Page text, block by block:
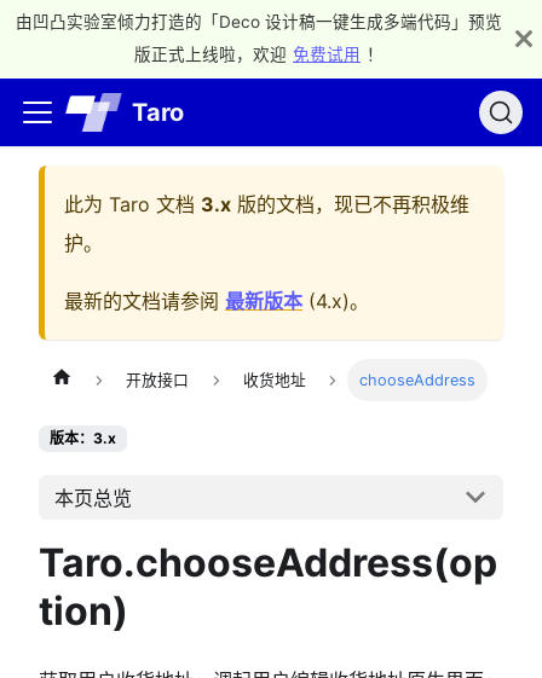
由凹凸实验室倾力打造的「Deco 设计稿一键生成多端代码」预览
版正式上线啦，欢迎 免费试用 ！
Taro
此为 Taro 文档 3.x 版的文档，现已不再积极维
护。
最新的文档请参阅 最新版本 (4.x)。
开放接口 收货地址 chooseAddress
版本：3.x
本页总览
Taro.chooseAddress(op
tion)